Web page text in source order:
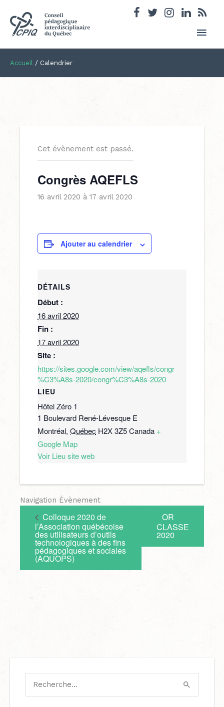
Accueil / Calendrier
Cet évènement est passé.
Congrès AQEFLS
16 avril 2020 à 17 avril 2020
Ajouter au calendrier
DÉTAILS
Début :
16 avril 2020
Fin :
17 avril 2020
Site :
https://sites.google.com/view/aqefls/congr
%C3%A8s-2020/congr%C3%A8s-2020
LIEU
Hôtel Zéro 1
1 Boulevard René-Lévesque E
Montréal, Québec H2X 3Z5Canada +
Google Map
Voir Lieu site web
Navigation Évènement
Colloque 2020 de
l’Association québécoise
des utilisateurs d’outils
technologiques à des fins
pédagogiques et sociales
(AQUOPS)
OR
CLASSE
2020